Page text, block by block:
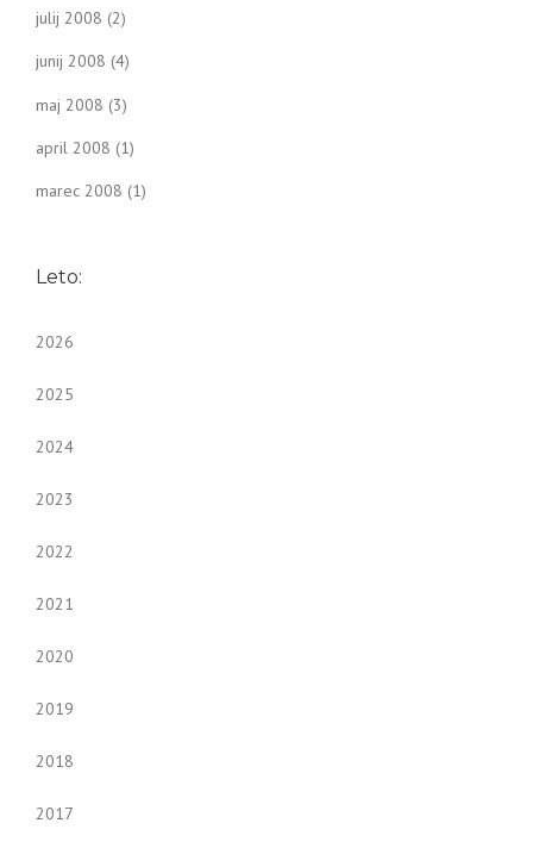
julij 2008 (2)
junij 2008 (4)
maj 2008 (3)
april 2008 (1)
marec 2008 (1)
Leto:
2026
2025
2024
2023
2022
2021
2020
2019
2018
2017